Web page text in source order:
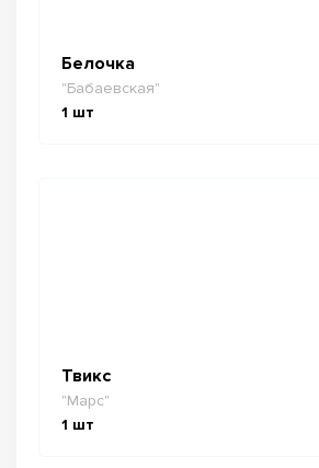
Белочка
"Бабаевская"
1 шт
Твикс
"Марс"
1 шт